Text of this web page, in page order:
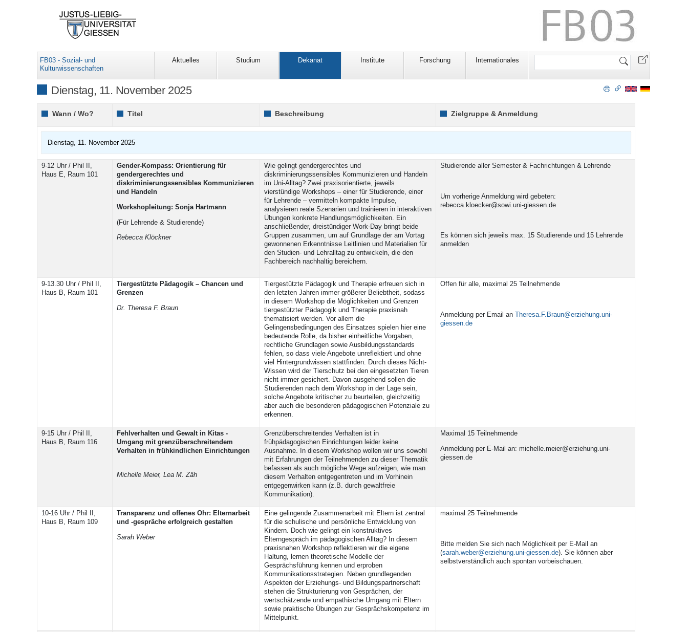
FB03 - Sozial- und
Kulturwissenschaften
Aktuelles Studium Dekanat Institute Forschung Internationales
Website
Dienstag, 11. November 2025
Wann / Wo? Titel Beschreibung Zielgruppe & Anmeldung
Dienstag, 11. November 2025
9-12 Uhr / Phil II,
Haus E, Raum 101
Gender-Kompass: Orientierung für
gendergerechtes und
diskriminierungssensibles Kommunizieren
und Handeln
Workshopleitung: Sonja Hartmann
(Für Lehrende & Studierende)
Rebecca Klöckner
Wie gelingt gendergerechtes und
diskriminierungssensibles Kommunizieren und Handeln
im Uni-Alltag? Zwei praxisorientierte, jeweils
vierstündige Workshops – einer für Studierende, einer
für Lehrende – vermitteln kompakte Impulse,
analysieren reale Szenarien und trainieren in interaktiven
Übungen konkrete Handlungsmöglichkeiten. Ein
anschließender, dreistündiger Work-Day bringt beide
Gruppen zusammen, um auf Grundlage der am Vortag
gewonnenen Erkenntnisse Leitlinien und Materialien für
den Studien- und Lehralltag zu entwickeln, die den
Fachbereich nachhaltig bereichern.
Studierende aller Semester & Fachrichtungen & Lehrende
Um vorherige Anmeldung wird gebeten:
rebecca.kloecker@sowi.uni-giessen.de
Es können sich jeweils max. 15 Studierende und 15 Lehrende
anmelden
9-13.30 Uhr / Phil II,
Haus B, Raum 101
Tiergestützte Pädagogik – Chancen und
Grenzen
Dr. Theresa F. Braun
Tiergestützte Pädagogik und Therapie erfreuen sich in
den letzten Jahren immer größerer Beliebtheit, sodass
in diesem Workshop die Möglichkeiten und Grenzen
tiergestützter Pädagogik und Therapie praxisnah
thematisiert werden. Vor allem die
Gelingensbedingungen des Einsatzes spielen hier eine
bedeutende Rolle, da bisher einheitliche Vorgaben,
rechtliche Grundlagen sowie Ausbildungsstandards
fehlen, so dass viele Angebote unreflektiert und ohne
viel Hintergrundwissen stattfinden. Durch dieses Nicht-
Wissen wird der Tierschutz bei den eingesetzten Tieren
nicht immer gesichert. Davon ausgehend sollen die
Studierenden nach dem Workshop in der Lage sein,
solche Angebote kritischer zu beurteilen, gleichzeitig
aber auch die besonderen pädagogischen Potenziale zu
erkennen.
Offen für alle, maximal 25 Teilnehmende
Anmeldung per Email an Theresa.F.Braun@erziehung.uni-
giessen.de
9-15 Uhr / Phil II,
Haus B, Raum 116
Fehlverhalten und Gewalt in Kitas -
Umgang mit grenzüberschreitendem
Verhalten in frühkindlichen Einrichtungen
Michelle Meier, Lea M. Zäh
Grenzüberschreitendes Verhalten ist in
frühpädagogischen Einrichtungen leider keine
Ausnahme. In diesem Workshop wollen wir uns sowohl
mit Erfahrungen der Teilnehmenden zu dieser Thematik
befassen als auch mögliche Wege aufzeigen, wie man
diesem Verhalten entgegentreten und im Vorhinein
entgegenwirken kann (z.B. durch gewaltfreie
Kommunikation).
Maximal 15 Teilnehmende
Anmeldung per E-Mail an: michelle.meier@erziehung.uni-
giessen.de
10-16 Uhr / Phil II,
Haus B, Raum 109
Transparenz und offenes Ohr: Elternarbeit
und -gespräche erfolgreich gestalten
Sarah Weber
Eine gelingende Zusammenarbeit mit Eltern ist zentral
für die schulische und persönliche Entwicklung von
Kindern. Doch wie gelingt ein konstruktives
Elterngespräch im pädagogischen Alltag? In diesem
praxisnahen Workshop reflektieren wir die eigene
Haltung, lernen theoretische Modelle der
Gesprächsführung kennen und erproben
Kommunikationsstrategien. Neben grundlegenden
Aspekten der Erziehungs- und Bildungspartnerschaft
stehen die Strukturierung von Gesprächen, der
wertschätzende und empathische Umgang mit Eltern
sowie praktische Übungen zur Gesprächskompetenz im
Mittelpunkt.
maximal 25 Teilnehmende
Bitte melden Sie sich nach Möglichkeit per E-Mail an
(sarah.weber@erziehung.uni-giessen.de). Sie können aber
selbstverständlich auch spontan vorbeischauen.